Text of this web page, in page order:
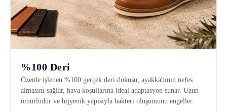
%100 Deri
Özenle işlenen %100 gerçek deri dokusu; ayakkabının nefes
almasını sağlar, hava koşullarına ideal adaptasyon sunar. Uzun
ömürlüdür ve hijyenik yapısıyla bakteri oluşumunu engeller.